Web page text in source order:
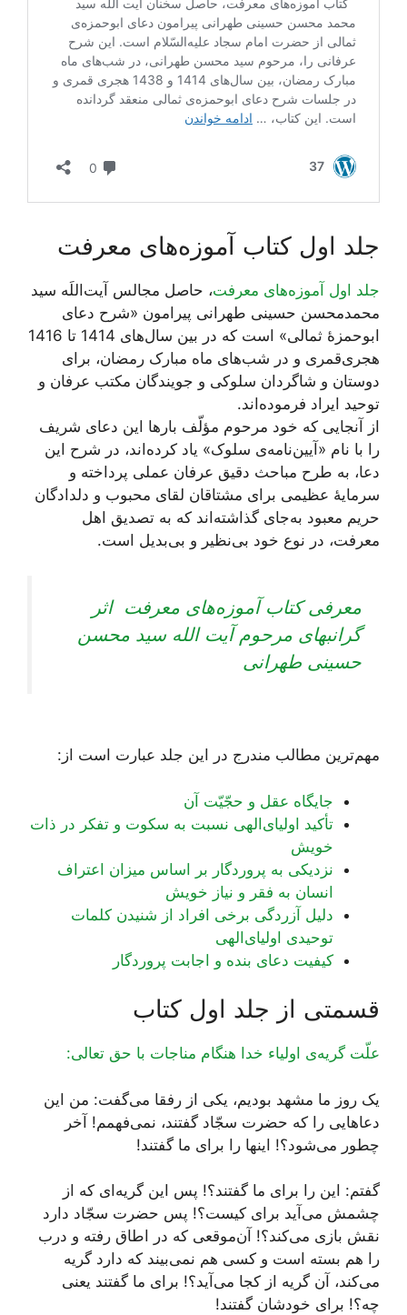
جلد اول کتاب آموزه‌های معرفت
جلد اول آموزه‌های معرفت ، حاصل مجالس آیت‌اللَه سید
محمدمحسن حسینی طهرانی پیرامون «شرح دعای
ابوحمزۀ ثمالی» است که در بین سال‌های 1414 تا 1416
هجری‌قمری و در شب‌های ماه مبارک رمضان، برای
دوستان و شاگردان سلوکی و جویندگان مکتب عرفان و
توحید ایراد فرموده‌اند.
از آنجایی که خود مرحوم مؤلّف بارها این دعای شریف
را با نام «آیین‌نامه‌ی سلوک» یاد کرده‌اند، در شرح این
دعا، به طرح مباحث دقیق عرفان عملی پرداخته و
سرمایۀ عظیمی برای مشتاقان لقای محبوب و دلدادگان
حریم معبود به‌جای گذاشته‌اند که به تصدیق اهل
معرفت، در نوع خود بی‌نظیر و بی‌بدیل است.
معرفی کتاب آموزه‌های معرفت اثر
گرانبهای مرحوم آیت الله سید محسن
حسینی طهرانی
مهم‌ترین مطالب مندرج در این جلد عبارت است از:
جایگاه عقل و حجّیّت آن
تأکید اولیای‌الهی نسبت به سکوت و تفکر در ذات
خویش
نزدیکی به پروردگار بر اساس میزان اعتراف
انسان به فقر و نیاز خویش
دلیل آزردگی برخی افراد از شنیدن کلمات
توحیدی اولیای‌الهی
کیفیت دعای بنده و اجابت پروردگار
قسمتی از جلد اول کتاب
علّت گریه‌ی اولیاء خدا هنگام مناجات با حق تعالی:
یک روز ما مشهد بودیم، یکی از رفقا می‌گفت: من این
دعاهایی را که حضرت سجّاد گفتند، نمی‌فهمم! آخر
چطور می‌شود؟! اینها را برای ما گفتند!
گفتم: این را برای ما گفتند؟! پس این گریه‌ای که از
چشمش می‌آید برای کیست؟! پس حضرت سجّاد دارد
نقش بازی می‌کند؟! آن‌موقعی که در اطاق رفته و درب
را هم بسته است و کسی هم نمی‌بیند که دارد گریه
می‌کند، آن گریه از کجا می‌آید؟! برای ما گفتند یعنی
چه؟! برای خودشان گفتند!